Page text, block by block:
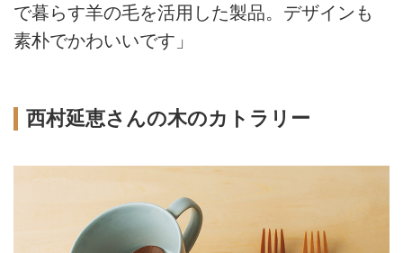
で暮らす羊の毛を活用した製品。デザインも
素朴でかわいいです」
西村延恵さんの木のカトラリー